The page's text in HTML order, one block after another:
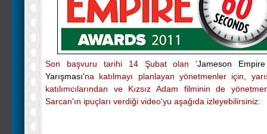
Son başvuru tarihi 14 Şubat olan 'Jameson
Yarışması'na katılmayı planlayan yönetmenler için,
katılımcılarından ve Kızsız Adam filminin de
Sarcan'ın ipuçları verdiği video'yu aşağıda izleyebilirsiniz: